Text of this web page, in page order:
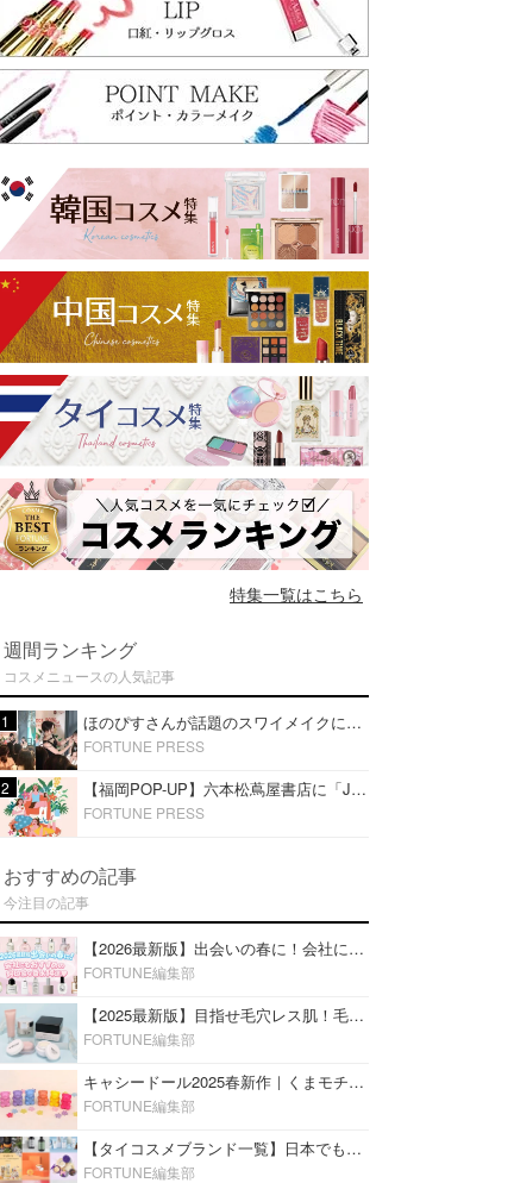
特集一覧はこちら
週間ランキング
コスメニュースの人気記事
1 ほのぴすさんが話題のスワイメイクに挑戦！タイコスメを使ったメイクショーを福岡・六本松 蔦屋書店で開催
FORTUNE PRESS
2 【福岡POP-UP】六本松蔦屋書店に「JFラボコスメ」出店！ほのぴす出演スワイメイクショーを開催！
FORTUNE PRESS
おすすめの記事
今注目の記事
【2026最新版】出会いの春に！会社にもおすすめの好印象な香水14選♡ビジネスの場での香水マナーも
FORTUNE編集部
【2025最新版】目指せ毛穴レス肌！毛穴を埋めて隠す「おすすめ部分用下地＆プライマー」ランキング♡
FORTUNE編集部
キャシードール2025春新作｜くまモチーフのミニリップ「シャイニーベア リップモイスト」をレビュー♡
FORTUNE編集部
【タイコスメブランド一覧】日本でも人気沸騰中の“タイコスメ”ブランド20選！
FORTUNE編集部